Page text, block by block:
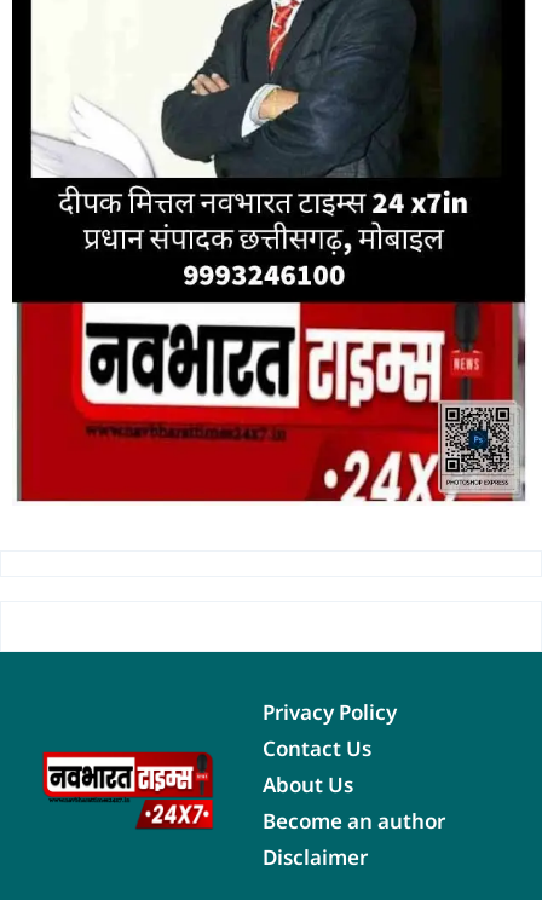
Privacy Policy
Contact Us
About Us
Become an author
Disclaimer